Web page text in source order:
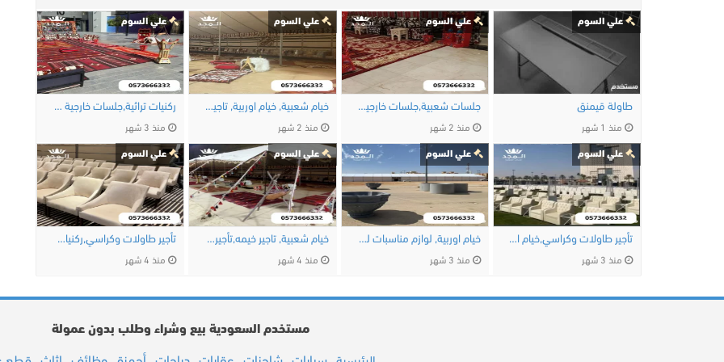
علي السوم
طاولة قيمنق
منذ 1 شهر
علي السوم
جلسات شعبية,جلسات خارجية, تأجير طاولات …
منذ 2 شهر
علي السوم
خيام شعبية, خيام اوربية, تاجير خيمه, جلسات …
منذ 2 شهر
علي السوم
ركنيات تراثية,جلسات خارجية خيام اوروبية, …
منذ 3 شهر
علي السوم
تأجير طاولات وكراسي,خيام اوربية, تاجير …
منذ 3 شهر
علي السوم
خيام اوربية, لوازم مناسبات للايجار,تاجير …
منذ 3 شهر
علي السوم
خيام شعبية, تاجير خيمه,تأجير طاولات …
منذ 4 شهر
علي السوم
تأجير طاولات وكراسي,ركنيات تراثية,جلسات …
منذ 4 شهر
مستخدم السعودية بيع وشراء وطلب بدون عمولة